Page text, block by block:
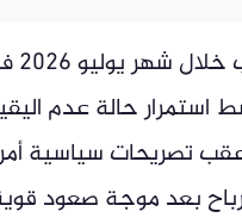
للأوقية، وسط استمرار
تصريحات سياسية
بعد موجة صعود